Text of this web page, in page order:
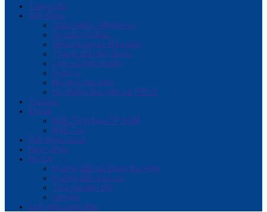
Trang chủ
Giới thiệu
Chức năng - Nhiệm vụ
Cơ cấu tổ chức
Điều khoản và Điều kiện
Thành tích đạt được
Lịch sử hình thành
Dịch vụ
Nội quy thư viện
Hệ thống thư viện xã, PĐCS
Tra cứu
Ebook
NXB Tổng hợp TP. HCM
NXB Trẻ
Giới thiệu sách
Hoạt động
Hỗ trợ
Hướng dẫn sử dụng thư viện
Hướng dẫn tra cứu
Thủ tục làm thẻ
Liên hệ
Lịch tiếp công dân